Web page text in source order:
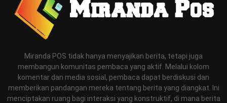
Miranda POS tidak hanya menyajikan berita, tetapi juga
membangun komunitas pembaca yang aktif. Melalui kolom
komentar dan media sosial, pembaca dapat berdiskusi dan
memberikan pandangan mereka tentang berita yang diangkat. Ini
menciptakan ruang bagi interaksi yang konstruktif, di mana berita